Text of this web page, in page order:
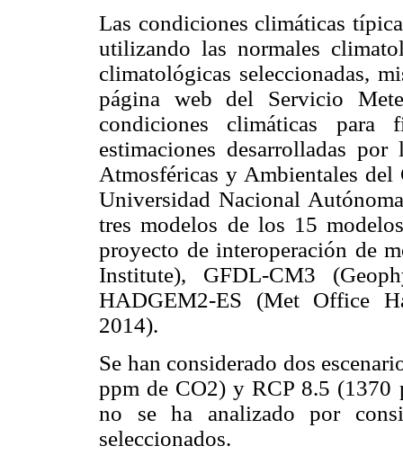
Las condiciones climáticas
utilizando las normales
climatológicas seleccionadas,
página web del Servicio
condiciones climáticas
estimaciones desarrolladas
Atmosféricas y Ambientales
Universidad Nacional
tres modelos de los 15
proyecto de interoperación de
Institute), GFDL-CM3
HADGEM2-ES (Met Office
2014).
Se han considerado dos
ppm de CO2) y RCP 8.5 (1370
no se ha analizado por
seleccionados.